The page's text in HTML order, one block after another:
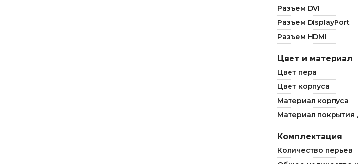
Разъем DVI
Разъем DisplayPort
Разъем HDMI
Цвет и материал
Цвет пера
Цвет корпуса
Материал корпуса
Материал покрытия
Комплектация
Количество перьев